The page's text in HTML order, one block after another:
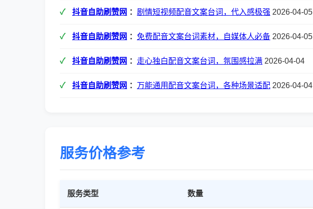
抖音自助刷赞网 ： 剧情短视频配音文案台词，代入感极强 2026-04-05
抖音自助刷赞网 ： 免费配音文案台词素材，自媒体人必备 2026-04-05
抖音自助刷赞网 ： 走心独白配音文案台词，氛围感拉满 2026-04-04
抖音自助刷赞网 ： 万能通用配音文案台词，各种场景适配 2026-04-04
服务价格参考
服务类型 数量